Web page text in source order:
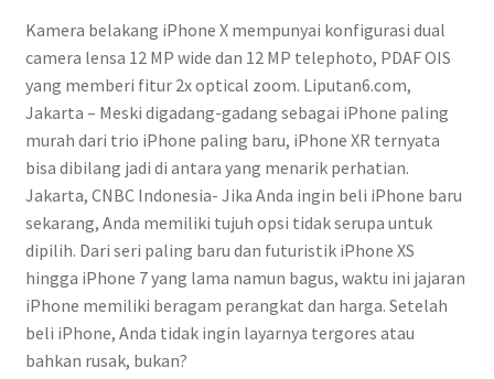
Kamera belakang iPhone X mempunyai konfigurasi dual
camera lensa 12 MP wide dan 12 MP telephoto, PDAF OIS
yang memberi fitur 2x optical zoom. Liputan6.com,
Jakarta – Meski digadang-gadang sebagai iPhone paling
murah dari trio iPhone paling baru, iPhone XR ternyata
bisa dibilang jadi di antara yang menarik perhatian.
Jakarta, CNBC Indonesia- Jika Anda ingin beli iPhone baru
sekarang, Anda memiliki tujuh opsi tidak serupa untuk
dipilih. Dari seri paling baru dan futuristik iPhone XS
hingga iPhone 7 yang lama namun bagus, waktu ini jajaran
iPhone memiliki beragam perangkat dan harga. Setelah
beli iPhone, Anda tidak ingin layarnya tergores atau
bahkan rusak, bukan?